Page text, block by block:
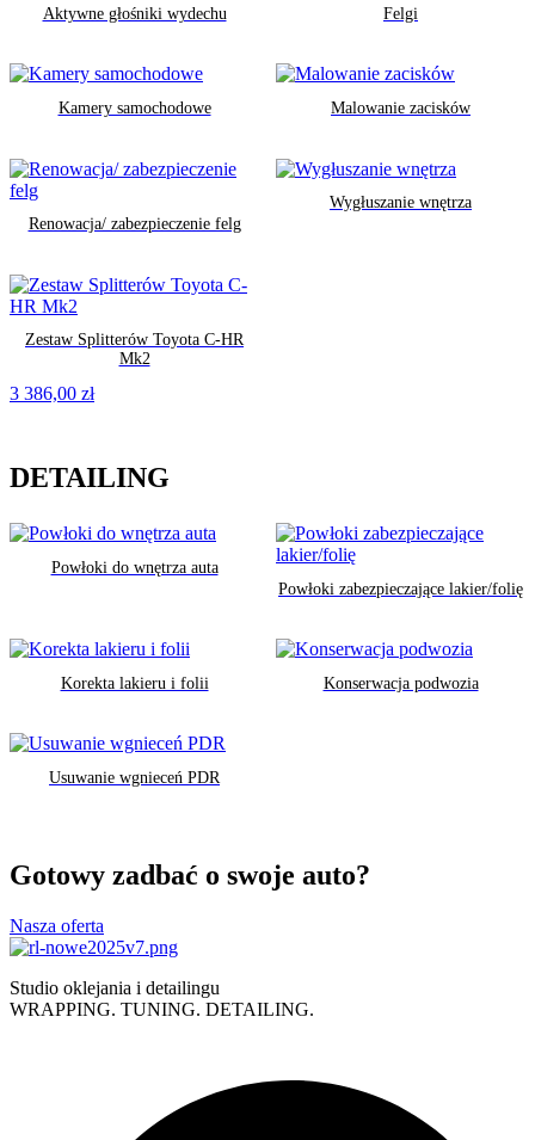
Aktywne głośniki wydechu Felgi
Kamery samochodowe Malowanie zacisków
Renowacja/ zabezpieczenie felg
Wygłuszanie wnętrza
Zestaw Splitterów Toyota C-HR
Mk2
3 386,00 zł
DETAILING
Powłoki do wnętrza auta
Powłoki zabezpieczające lakier/folię
Korekta lakieru i folii Konserwacja podwozia
Usuwanie wgnieceń PDR
Gotowy zadbać o swoje auto?
Nasza oferta
Studio oklejania i detailingu
WRAPPING. TUNING. DETAILING.